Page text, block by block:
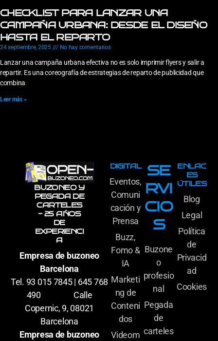
CHECKLIST PARA LANZAR UNA
CAMPAÑA URBANA: DESDE EL DISEÑO
HASTA EL REPARTO
24 septiembre, 2025 No hay comentarios
Lanzar una campaña urbana efectiva no es solo imprimir flyers y salir a
repartir. Es una coreografía de estrategias de reparto de publicidad que
combina
Leer más »
BUZONEO Y
PEGADA DE
CARTELES
- 25 AÑOS
DE
EXPERIENCI
A
Empresa de buzoneo
Barcelona
Tel. 93 015 7845 | 645 768
490 Calle
Copernic, 9, 08021
Barcelona
Empresa de buzoneo
DIGITAL
Eventos,
Comuni
cación y
Prensa
Buzz,
Fomo &
IA
Marketi
ng de
Conteni
dos
Videom
SE
RVI
CIO
S
Buzone
o
profesio
nal
Pegada
de
carteles
ENLAC
ES
ÚTILES
Blog
Legal
Política
de
Privacid
ad
Cookies